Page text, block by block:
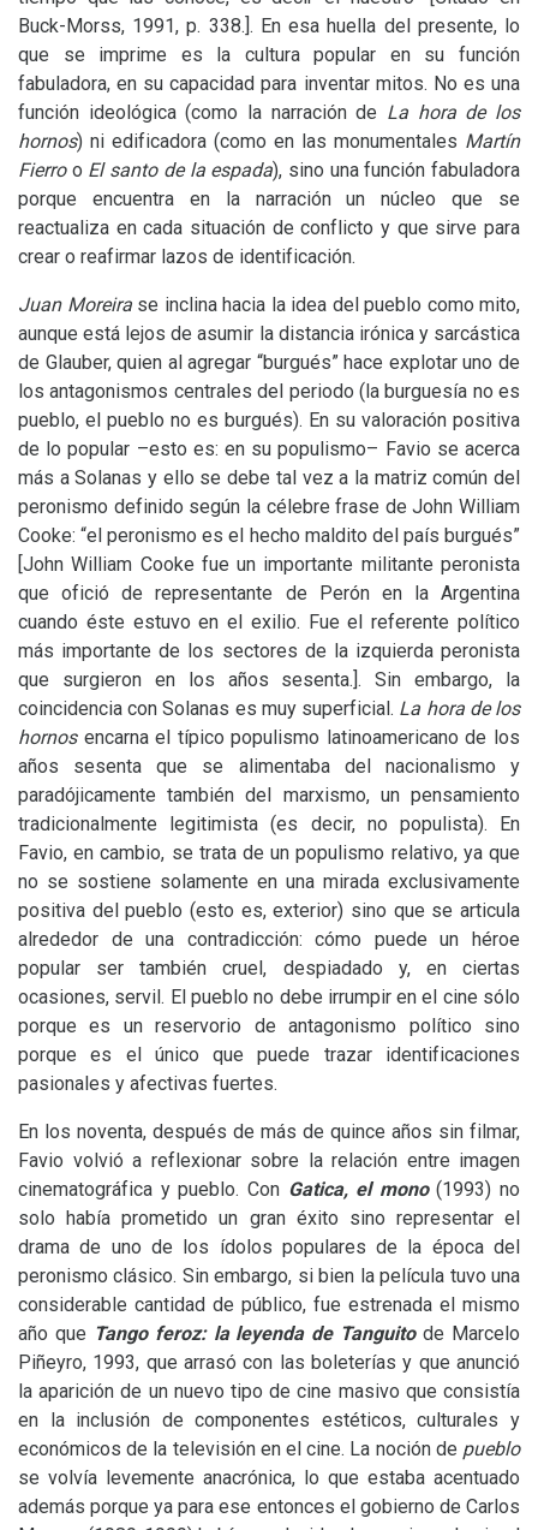
Buck-Morss, 1991, p. 338.]. En esa huella del presente, lo
que se imprime es la cultura popular en su función
fabuladora, en su capacidad para inventar mitos. No es una
función ideológica (como la narración de La hora de los
hornos) ni edificadora (como en las monumentales Martín
Fierro o El santo de la espada), sino una función fabuladora
porque encuentra en la narración un núcleo que se
reactualiza en cada situación de conflicto y que sirve para
crear o reafirmar lazos de identificación.
Juan Moreira se inclina hacia la idea del pueblo como mito,
aunque está lejos de asumir la distancia irónica y sarcástica
de Glauber, quien al agregar “burgués” hace explotar uno de
los antagonismos centrales del periodo (la burguesía no es
pueblo, el pueblo no es burgués). En su valoración positiva
de lo popular –esto es: en su populismo– Favio se acerca
más a Solanas y ello se debe tal vez a la matriz común del
peronismo definido según la célebre frase de John William
Cooke: “el peronismo es el hecho maldito del país burgués”
[John William Cooke fue un importante militante peronista
que ofició de representante de Perón en la Argentina
cuando éste estuvo en el exilio. Fue el referente político
más importante de los sectores de la izquierda peronista
que surgieron en los años sesenta.]. Sin embargo, la
coincidencia con Solanas es muy superficial. La hora de los
hornos encarna el típico populismo latinoamericano de los
años sesenta que se alimentaba del nacionalismo y
paradójicamente también del marxismo, un pensamiento
tradicionalmente legitimista (es decir, no populista). En
Favio, en cambio, se trata de un populismo relativo, ya que
no se sostiene solamente en una mirada exclusivamente
positiva del pueblo (esto es, exterior) sino que se articula
alrededor de una contradicción: cómo puede un héroe
popular ser también cruel, despiadado y, en ciertas
ocasiones, servil. El pueblo no debe irrumpir en el cine sólo
porque es un reservorio de antagonismo político sino
porque es el único que puede trazar identificaciones
pasionales y afectivas fuertes.
En los noventa, después de más de quince años sin filmar,
Favio volvió a reflexionar sobre la relación entre imagen
cinematográfica y pueblo. Con Gatica, el mono (1993) no
solo había prometido un gran éxito sino representar el
drama de uno de los ídolos populares de la época del
peronismo clásico. Sin embargo, si bien la película tuvo una
considerable cantidad de público, fue estrenada el mismo
año que Tango feroz: la leyenda de Tanguito de Marcelo
Piñeyro, 1993, que arrasó con las boleterías y que anunció
la aparición de un nuevo tipo de cine masivo que consistía
en la inclusión de componentes estéticos, culturales y
económicos de la televisión en el cine. La noción de pueblo
se volvía levemente anacrónica, lo que estaba acentuado
además porque ya para ese entonces el gobierno de Carlos